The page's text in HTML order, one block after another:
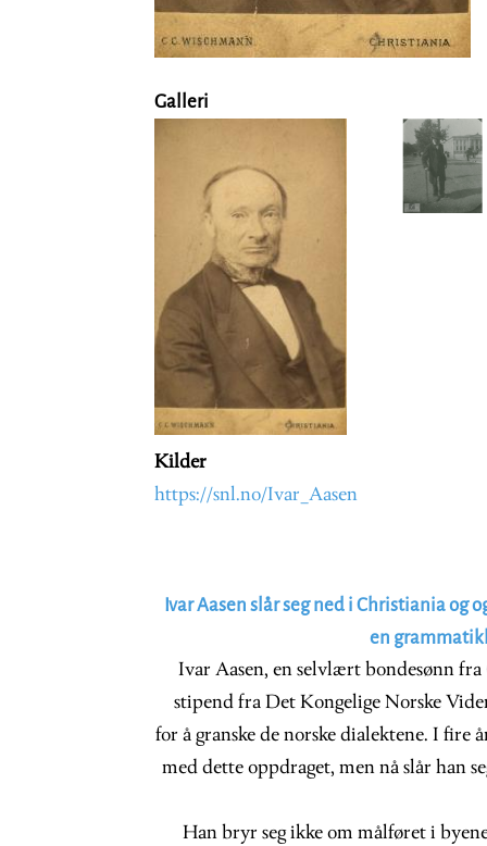
Galleri
Kilder
https://snl.no/Ivar_Aasen
Ivar Aasen slår seg ned i Christiania og
en
Ivar Aasen, en selvlært bondesønn
stipend fra Det Kongelige Norske
for å granske de norske dialektene. I fire
med dette oppdraget, men nå slår han
Han bryr seg ikke om målføret i